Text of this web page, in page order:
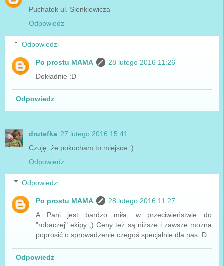
Puchatek ul. Sienkiewicza
Odpowiedz
Odpowiedzi
Po prostu MAMA
28 lutego 2016 11:26
Dokładnie :D
Odpowiedz
drutefka 27 lutego 2016 15:41
Czuję, że pokocham to miejsce :)
Odpowiedz
Odpowiedzi
Po prostu MAMA
28 lutego 2016 11:27
A Pani jest bardzo miła, w przeciwieństwie do
"robaczej" ekipy ;) Ceny też są niższe i zawsze można
poprosić o sprowadzenie czegoś specjalnie dla nas :D
Odpowiedz